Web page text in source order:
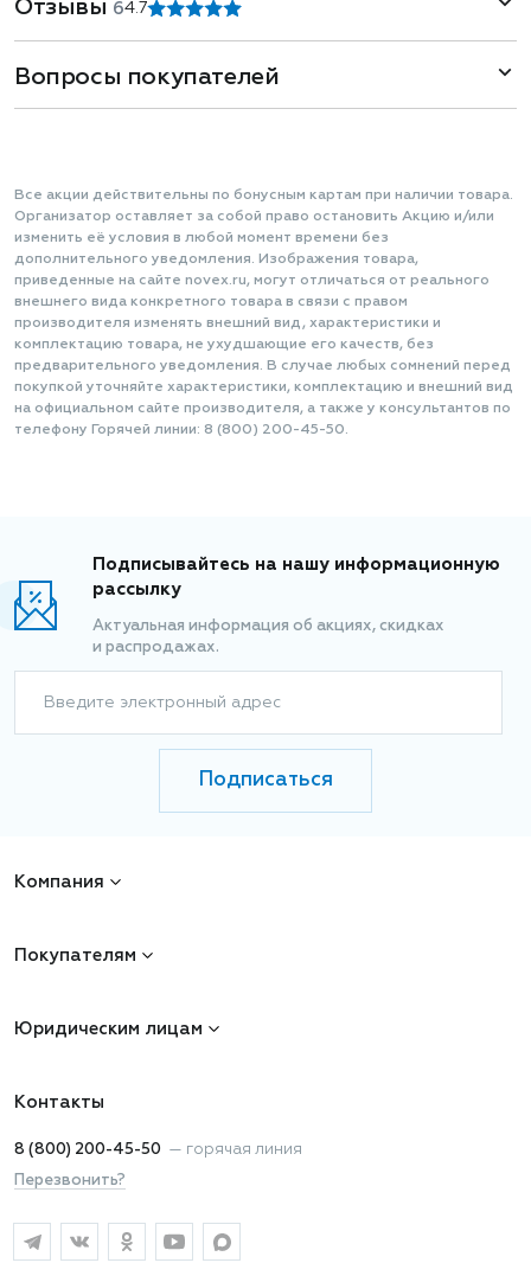
Отзывы 64.7
Вопросы покупателей
Все акции действительны по бонусным картам при наличии товара.
Организатор оставляет за собой право остановить Акцию и/или
изменить её условия в любой момент времени без
дополнительного уведомления. Изображения товара,
приведенные на сайте novex.ru, могут отличаться от реального
внешнего вида конкретного товара в связи с правом
производителя изменять внешний вид, характеристики и
комплектацию товара, не ухудшающие его качеств, без
предварительного уведомления. В случае любых сомнений перед
покупкой уточняйте характеристики, комплектацию и внешний вид
на официальном сайте производителя, а также у консультантов по
телефону Горячей линии: 8 (800) 200-45-50.
Подписывайтесь на нашу информационную
рассылку
Актуальная информация об акциях, скидках
и распродажах.
Введите электронный адрес
Подписаться
Компания
Покупателям
Юридическим лицам
Контакты
8 (800) 200-45-50 — горячая линия
Перезвонить?